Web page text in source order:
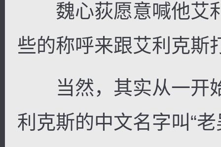
魏心荻愿意喊他艾
些的称呼来跟艾利克斯
当然，其实从一开
利克斯的中文名字叫“老